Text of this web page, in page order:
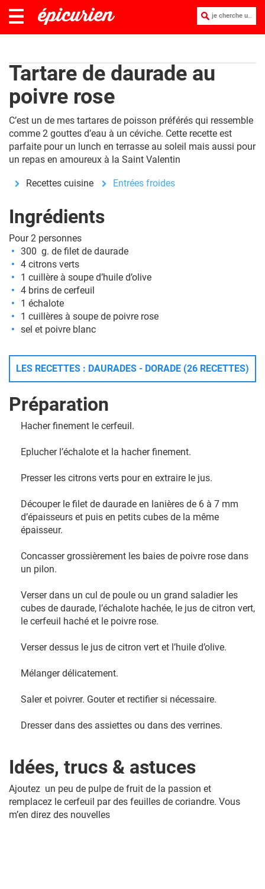
je cherche une recette :
Tartare de daurade au
poivre rose
C’est un de mes tartares de poisson préférés qui ressemble
comme 2 gouttes d’eau à un céviche. Cette recette est
parfaite pour un lunch en terrasse au soleil mais aussi pour
un repas en amoureux à la Saint Valentin
Recettes cuisine Entrées froides
Ingrédients
Pour 2 personnes
300 g. de filet de daurade
4 citrons verts
1 cuillère à soupe d’huile d’olive
4 brins de cerfeuil
1 échalote
1 cuillères à soupe de poivre rose
sel et poivre blanc
LES RECETTES : DAURADES - DORADE (26 RECETTES)
Préparation
Hacher finement le cerfeuil.
Eplucher l’échalote et la hacher finement.
Presser les citrons verts pour en extraire le jus.
Découper le filet de daurade en lanières de 6 à 7 mm
d’épaisseurs et puis en petits cubes de la même
épaisseur.
Concasser grossièrement les baies de poivre rose dans
un pilon.
Verser dans un cul de poule ou un grand saladier les
cubes de daurade, l’échalote hachée, le jus de citron vert,
le cerfeuil haché et le poivre rose.
Verser dessus le jus de citron vert et l’huile d’olive.
Mélanger délicatement.
Saler et poivrer. Gouter et rectifier si nécessaire.
Dresser dans des assiettes ou dans des verrines.
Idées, trucs & astuces
Ajoutez un peu de pulpe de fruit de la passion et
remplacez le cerfeuil par des feuilles de coriandre. Vous
m’en direz des nouvelles